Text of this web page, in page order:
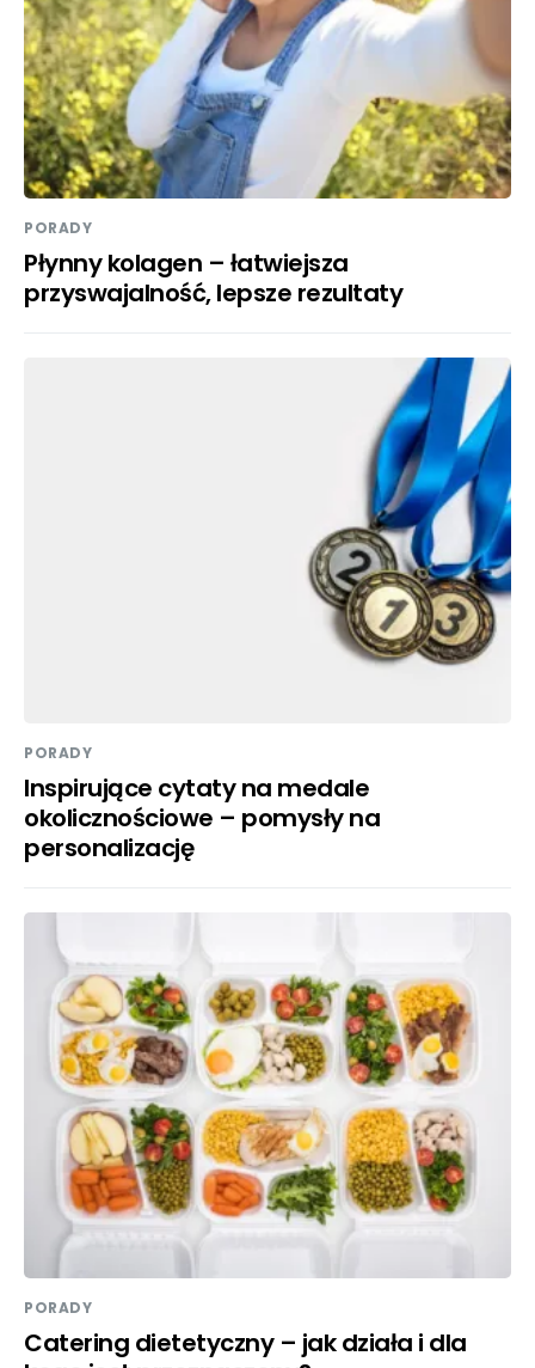
PORADY
Płynny kolagen – łatwiejsza
przyswajalność, lepsze rezultaty
PORADY
Inspirujące cytaty na medale
okolicznościowe – pomysły na
personalizację
PORADY
Catering dietetyczny – jak działa i dla